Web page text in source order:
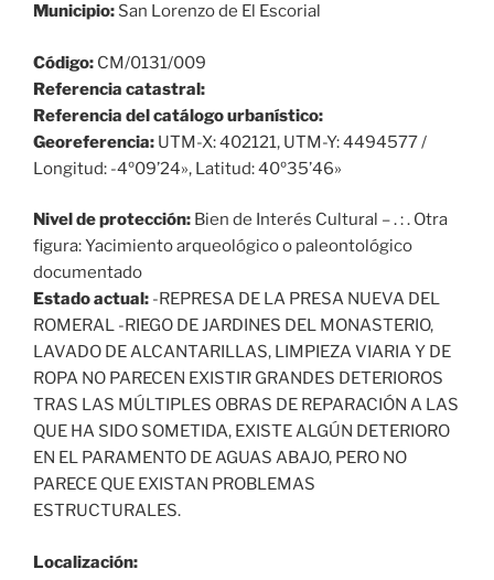
Municipio: San Lorenzo de El Escorial
Código: CM/0131/009
Referencia catastral:
Referencia del catálogo urbanístico:
Georeferencia: UTM-X: 402121, UTM-Y: 4494577 /
Longitud: -4º09’24», Latitud: 40º35’46»
Nivel de protección: Bien de Interés Cultural – . : . Otra
figura: Yacimiento arqueológico o paleontológico
documentado
Estado actual: -REPRESA DE LA PRESA NUEVA DEL
ROMERAL -RIEGO DE JARDINES DEL MONASTERIO,
LAVADO DE ALCANTARILLAS, LIMPIEZA VIARIA Y DE
ROPA NO PARECEN EXISTIR GRANDES DETERIOROS
TRAS LAS MÚLTIPLES OBRAS DE REPARACIÓN A LAS
QUE HA SIDO SOMETIDA, EXISTE ALGÚN DETERIORO
EN EL PARAMENTO DE AGUAS ABAJO, PERO NO
PARECE QUE EXISTAN PROBLEMAS
ESTRUCTURALES.
Localización: